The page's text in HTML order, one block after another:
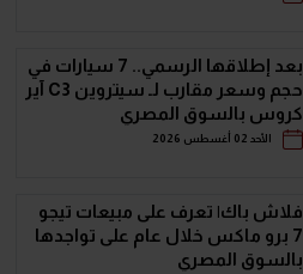
بعد إطلاقها الرسمي.. 7 سيارات في
حجم وسعر مقارب لـ سيتروين C3 آير
كروس بالسوق المصري
الأحد 02 أغسطس 2026
فلاش باك| تعرف على مبيعات تيجو
7 برو ماكس خلال عام على تواجدها
بالسوق المصري